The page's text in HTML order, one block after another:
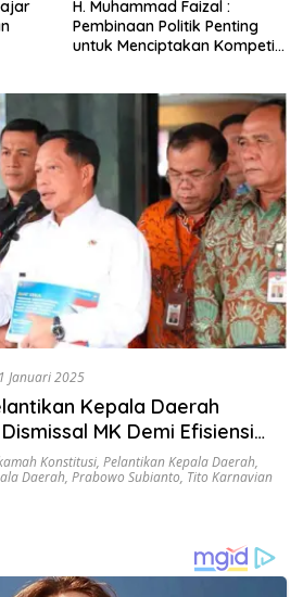
Sekda Pohuwato Buka
Pelatihan Operator Truk Pani
Gold Mine
Januari 2025
Kepala Daerah
MK Demi Efisiensi
Konstitusi, Pelantikan Kepala Daerah,
Daerah, Prabowo Subianto, Tito Karnavian